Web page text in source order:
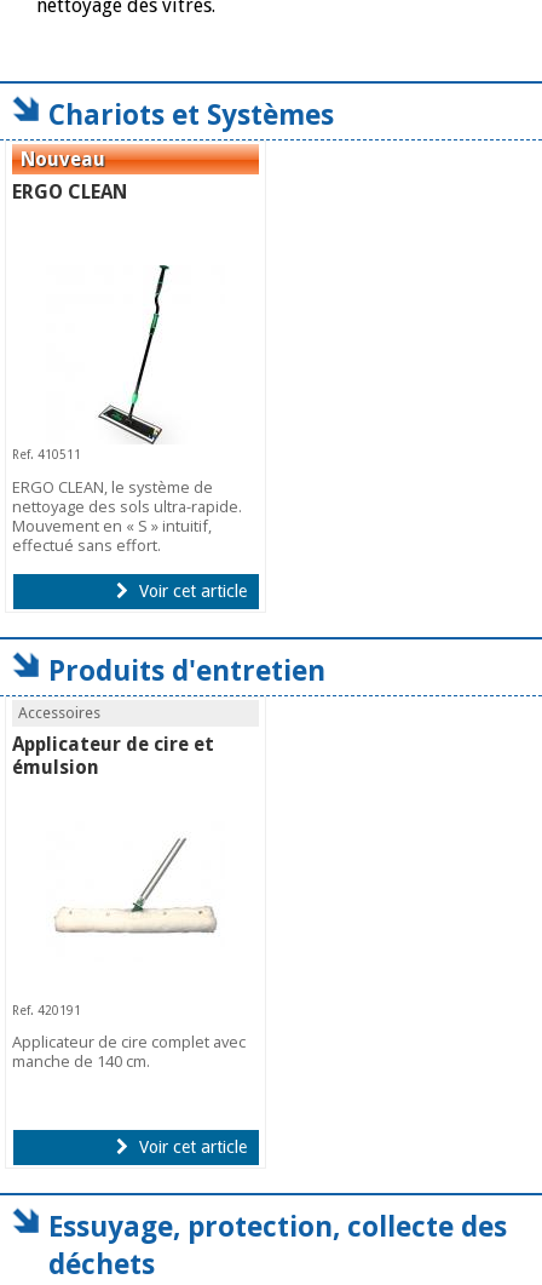
nettoyage des vitres.
Chariots et Systèmes
ERGO CLEAN
Ref. 410511
ERGO CLEAN, le système de
nettoyage des sols ultra-rapide.
Mouvement en « S » intuitif,
effectué sans effort.
Voir cet article
Produits d'entretien
Accessoires
Applicateur de cire et
émulsion
Ref. 420191
Applicateur de cire complet avec
manche de 140 cm.
Voir cet article
Essuyage, protection, collecte des
déchets